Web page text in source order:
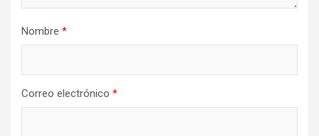
Nombre *
Correo electrónico *